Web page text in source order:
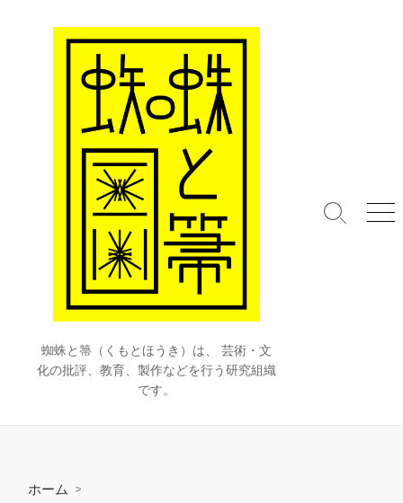
蜘蛛と箒（くもとほうき）は、 芸術・文
化の批評、教育、製作などを行う研究組織
です。
検
メ
ホーム >